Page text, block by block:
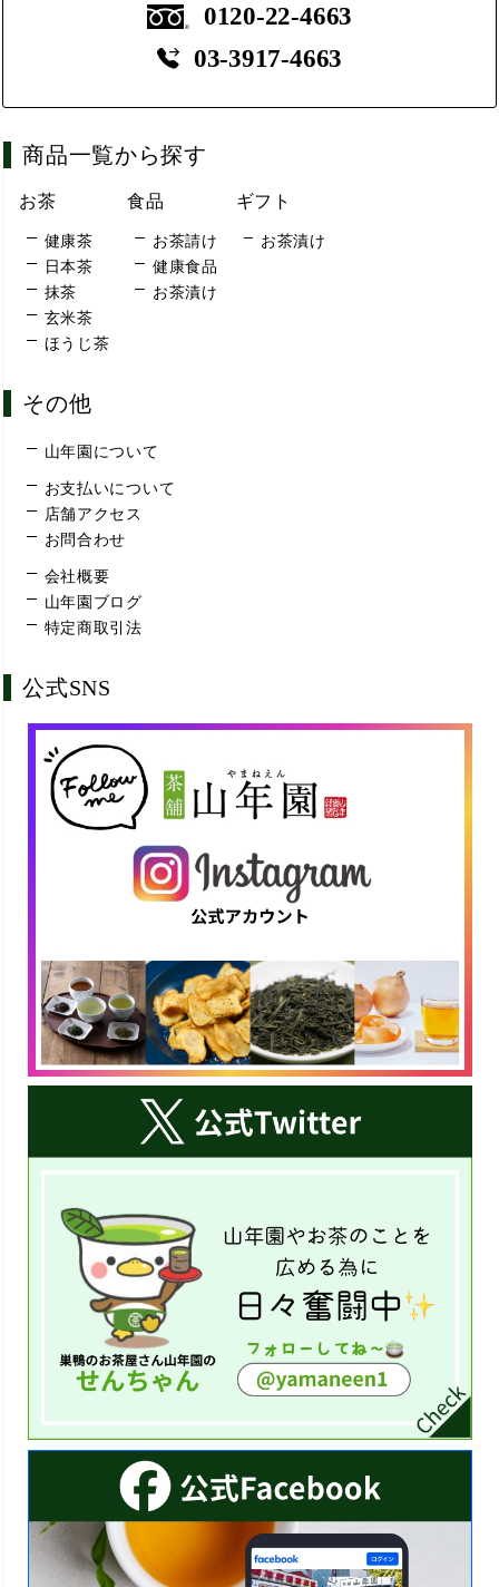
0120-22-4663
03-3917-4663
商品一覧から探す
お茶
健康茶
日本茶
抹茶
玄米茶
ほうじ茶
食品
お茶請け
健康食品
お茶漬け
ギフト
お茶漬け
その他
山年園について
お支払いについて
店舗アクセス
お問合わせ
会社概要
山年園ブログ
特定商取引法
公式SNS